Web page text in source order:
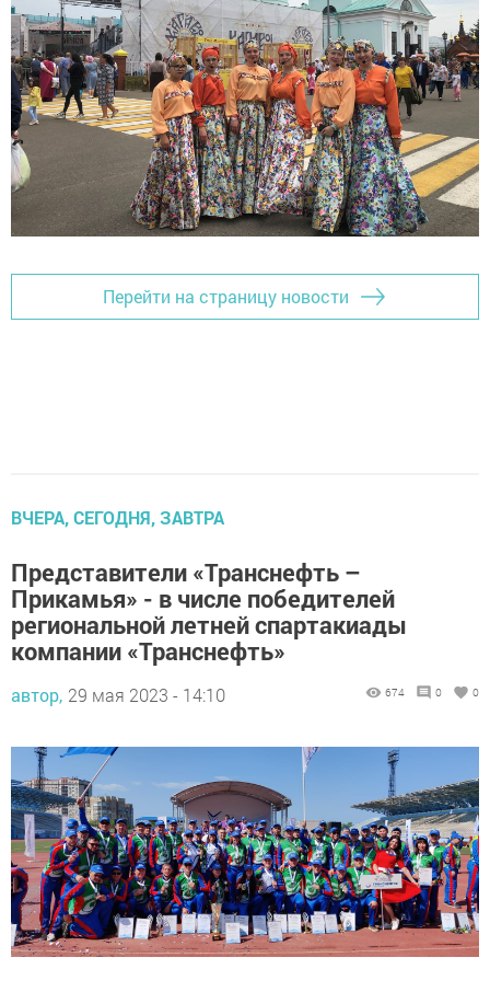
Перейти на страницу новости
ВЧЕРА, СЕГОДНЯ, ЗАВТРА
Представители «Транснефть –
Прикамья» - в числе победителей
региональной летней спартакиады
компании «Транснефть»
автор, 29 мая 2023 - 14:10 674 0 0